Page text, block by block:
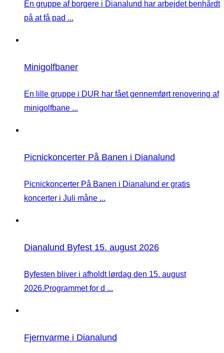
En gruppe af borgere i Dianalund har arbejdet benhårdt
på at få pad ...
Minigolfbaner
En lille gruppe i DUR har fået gennemført renovering af
minigolfbane ...
Picnickoncerter På Banen i Dianalund
Picnickoncerter På Banen i Dianalund er gratis
koncerter i Juli måne ...
Dianalund Byfest 15. august 2026
Byfesten bliver i afholdt lørdag den 15. august
2026.Programmet for d ...
Fjernvarme i Dianalund